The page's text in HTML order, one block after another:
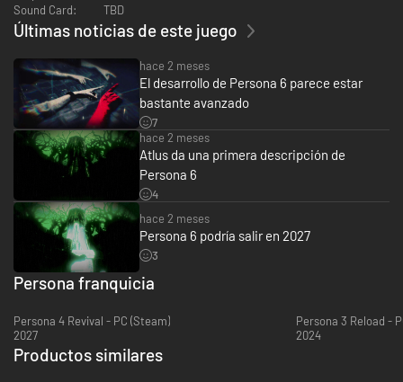
Desde 1996, cuando debutó con «Revelations: Persona» como spin-off de
la franquicia Shin Megami Tensei, Persona se ha consolidado como una de
las sagas RPG más representativas de ATLUS.
franquicias más queridas del mundo de los videojuegos, y presentar un
misterio nuevo, inquietante y profundo, a quienes han estado esperando.
Sound Card:
TBD
Últimas noticias de este juego
hace 2 meses
El desarrollo de Persona 6 parece estar
bastante avanzado
7
hace 2 meses
Atlus da una primera descripción de
Persona 6
4
hace 2 meses
Persona 6 podría salir en 2027
3
Persona franquicia
Persona 4 Revival - PC (Steam)
2027
2024
Productos similares